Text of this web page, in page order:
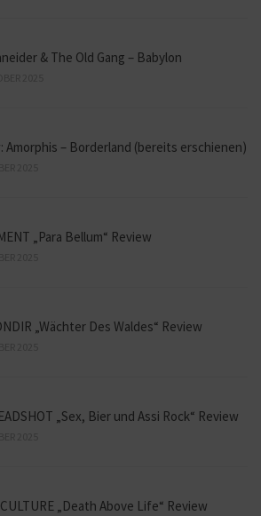
& The Old Gang – Babylon
Amorphis – Borderland (bereits erschienen)
„Para Bellum“ Review
„Wächter Des Waldes“ Review
„Sex, Bier und Assi Rock“ Review
„Death Above Life“ Review